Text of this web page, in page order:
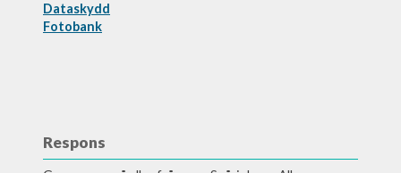
Dataskydd
Fotobank
Respons